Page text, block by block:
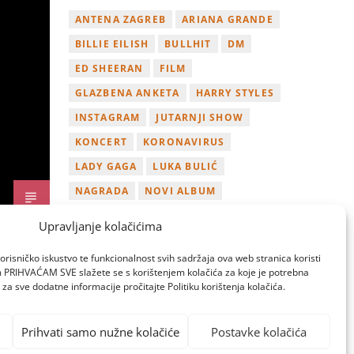
Upravljanje kolačićima
iskustvo te funkcionalnost svih sadržaja ova web stranica koristi
SVE slažete se s korištenjem kolačića za koje je potrebna
sve dodatne informacije pročitajte Politiku korištenja kolačića.
Prihvati samo nužne kolačiće Postavke kolačića
ANTENA ZAGREB
ARIANA GRANDE
BILLIE EILISH
BULLHIT
DM
ED SHEERAN
FILM
GLAZBENA ANKETA
HARRY STYLES
INSTAGRAM
JUTARNJI SHOW
KONCERT
KORONAVIRUS
LADY GAGA
LUKA BULIĆ
NAGRADA
NOVI ALBUM
TWITTER
VIDEO
YOUTUBE
ZAGREB